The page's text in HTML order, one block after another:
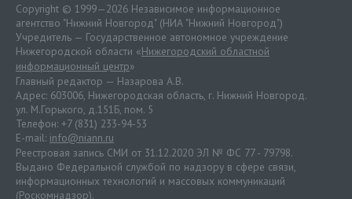
Copyright © 1999—2026 Независимое информационное
агентство "Нижний Новгород" (НИА "Нижний Новгород")
Учредитель — Государственное автономное учреждение
Нижегородской области «Нижегородский областной
информационный центр»
Главный редактор — Назарова А.В.
Адрес: 603006, Нижегородская область, г. Нижний Новгород.
ул. М.Горького, д.151Б, пом. 5
Телефон: +7 (831) 233-94-53
E-mail: info@niann.ru
Реестровая запись СМИ от 31.12.2020 ЭЛ № ФС 77 - 79798.
Выдано Федеральной службой по надзору в сфере связи,
информационных технологий и массовых коммуникаций
(Роскомнадзор).